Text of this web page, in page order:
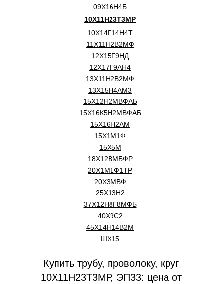
09Х16Н4Б
10Х11Н23Т3МР
10Х14Г14Н4Т
11Х11Н2В2МФ
12Х15Г9НД
12Х17Г9АН4
13Х11Н2В2МФ
13Х15Н4АМ3
15Х12Н2МВФАБ
15Х16К5Н2МВФАБ
15Х16Н2АМ
15Х1М1Ф
15Х5М
18Х12ВМБФР
20Х1М1Ф1ТР
20Х3МВФ
25Х13Н2
37Х12Н8Г8МФБ
40Х9С2
45Х14Н14В2М
ШХ15
Купить трубу, проволоку, круг
10Х11Н23Т3МР, ЭП33: цена от